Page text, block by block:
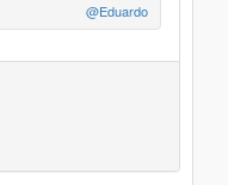
@Eduardo